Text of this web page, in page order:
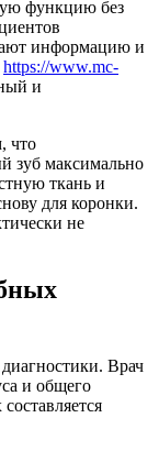
функцию без
информацию и
https://www.mc-
и
что
зуб максимально
ткань и
для коронки.
не
Врач
и общего